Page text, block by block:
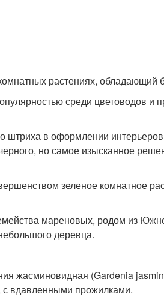
растениях, обладающий
среди цветоводов и
штриха в оформлении
но самое изысканное
зеленое комнатное
мареновых, родом из
деревца.
жасминовидная (Gardenia
вдавленными прожилками.